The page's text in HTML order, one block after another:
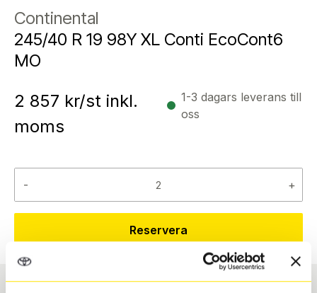
Continental
245/40 R 19 98Y XL Conti EcoCont6
MO
2 857 kr/st inkl.
moms
1-3 dagars leverans till
oss
- +
Reservera